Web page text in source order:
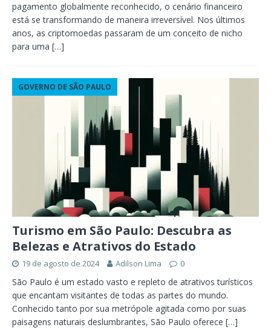
pagamento globalmente reconhecido, o cenário financeiro
está se transformando de maneira irreversível. Nos últimos
anos, as criptomoedas passaram de um conceito de nicho
para uma […]
GOVERNO DE SÃO PAULO
Turismo em São Paulo: Descubra as
Belezas e Atrativos do Estado
19 de agosto de 2024 Adilson Lima 0
São Paulo é um estado vasto e repleto de atrativos turísticos
que encantam visitantes de todas as partes do mundo.
Conhecido tanto por sua metrópole agitada como por suas
paisagens naturais deslumbrantes, São Paulo oferece […]